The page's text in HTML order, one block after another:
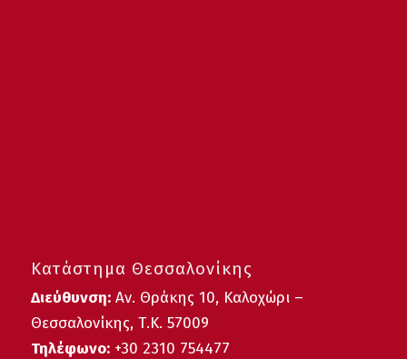
Κατάστημα Θεσσαλονίκης
Διεύθυνση:Αν. Θράκης 10, Καλοχώρι –
Θεσσαλονίκης, Τ.Κ. 57009
Τηλέφωνο:+30 2310 754477